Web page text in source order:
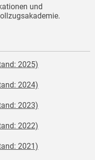
und
2025)
2024)
2023)
2022)
2021)